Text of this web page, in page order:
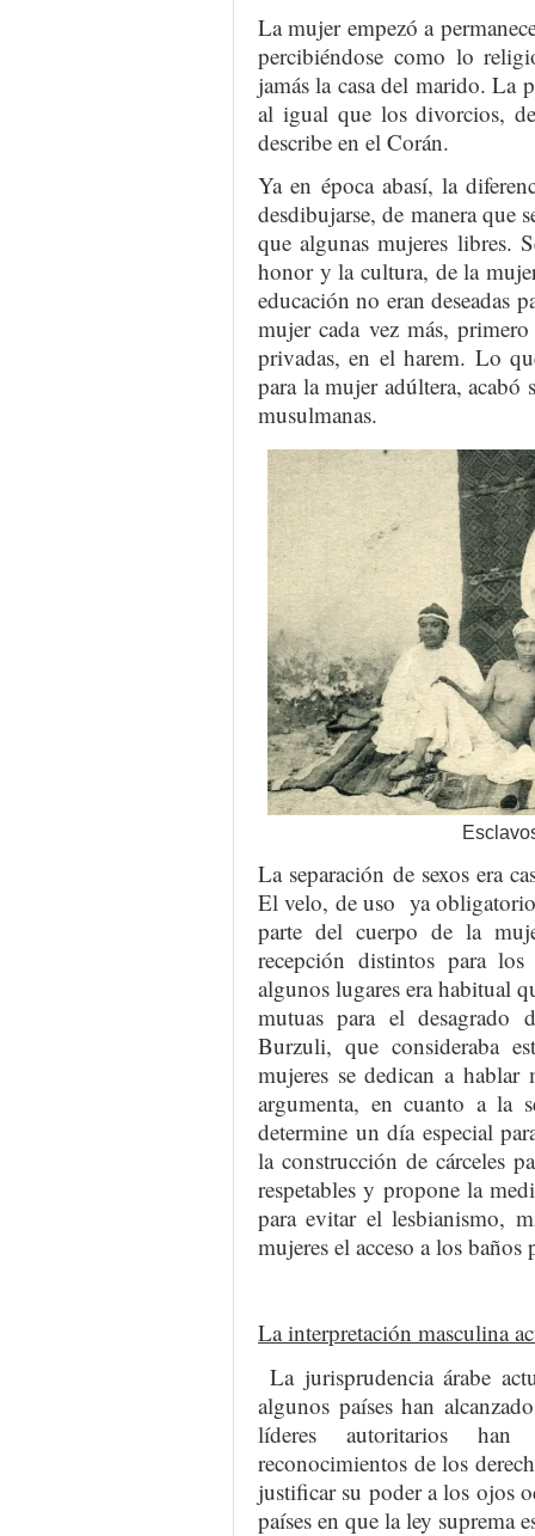
La mujer empezó a
percibiéndose como lo
jamás la casa del marido. La
al igual que los divorcios,
describe en el Corán.
Ya en época abasí, la
desdibujarse, de manera que
que algunas mujeres libres.
honor y la cultura, de la
educación no eran deseadas
mujer cada vez más,
privadas, en el harem. Lo
para la mujer adúltera, acabó
musulmanas.
La separación de sexos era
El velo, de uso ya
parte del cuerpo de la
recepción distintos para
algunos lugares era habitual
mutuas para el desagrado
Burzuli, que consideraba
mujeres se dedican a hablar
argumenta, en cuanto a la
determine un día especial
la construcción de cárceles
respetables y propone la
para evitar el lesbianismo,
mujeres el acceso a los baños
La interpretación masculina
La jurisprudencia árabe
algunos países han
líderes autoritarios han
reconocimientos de los
justificar su poder a los ojos
países en que la ley suprema